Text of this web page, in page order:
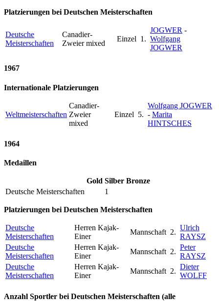
Platzierungen bei Deutschen Meisterschaften
Deutsche
Meisterschaften
Canadier-
Zweier mixed
Einzel 1.
JOGWER -
Wolfgang
JOGWER
1967
Internationale Platzierungen
Weltmeisterschaften
Canadier-
Zweier
mixed
Einzel 5.
Wolfgang JOGWER
- Marita
HINTSCHES
1964
Medaillen
Gold Silber Bronze
Deutsche Meisterschaften
1
Platzierungen bei Deutschen Meisterschaften
Deutsche
Meisterschaften
Herren Kajak-
Einer
Mannschaft 2.
Ulrich
RAYSZ
Deutsche
Meisterschaften
Herren Kajak-
Einer
Mannschaft 2.
Peter
RAYSZ
Deutsche
Meisterschaften
Herren Kajak-
Einer
Mannschaft 2.
Dieter
WOLFF
Anzahl Sportler bei Deutschen Meisterschaften (alle